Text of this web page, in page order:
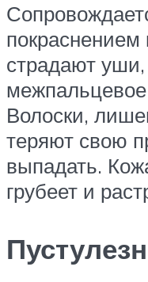
страдают
межпальцевое
Волоски,
теряют свою
выпадать.
грубеет и